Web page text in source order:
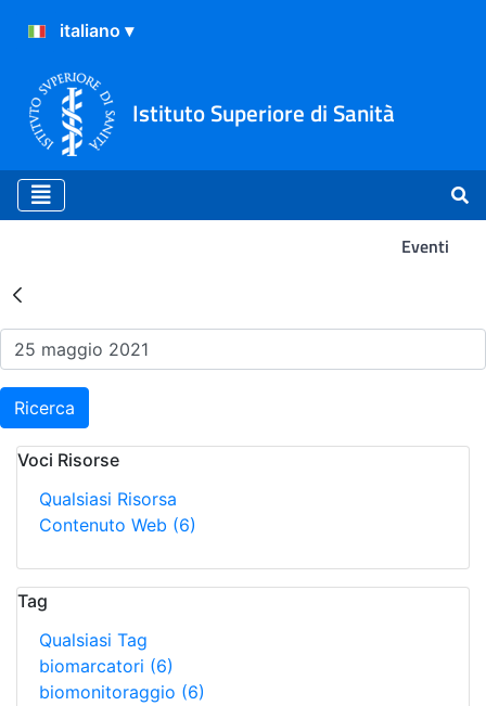
Istituto Superiore di Sanità
Eventi
Risultati della Ricerca -
Ricerca
Voci Risorse
Qualsiasi Risorsa
Contenuto Web (6)
Tag
Qualsiasi Tag
biomarcatori (6)
biomonitoraggio (6)